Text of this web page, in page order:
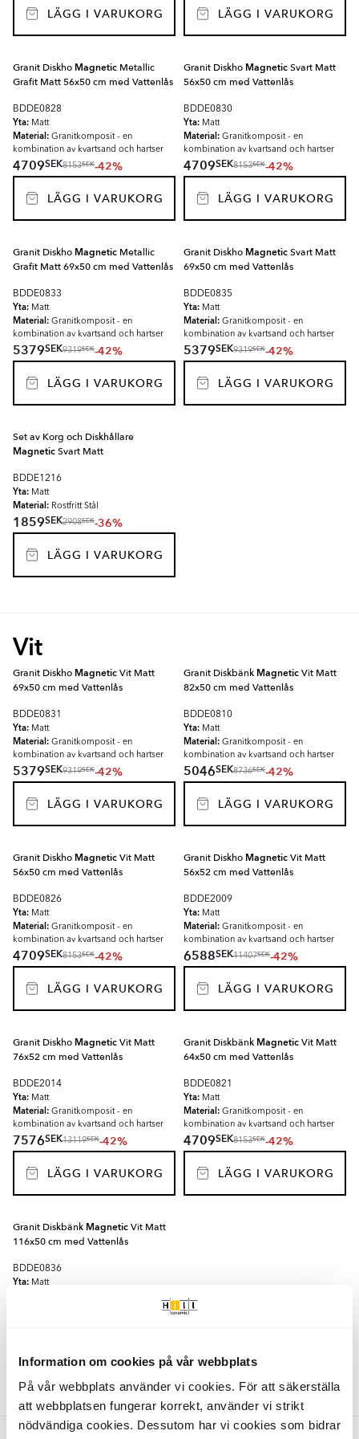
Information om cookies på vår webbplats
På vår webbplats använder vi cookies. För att säkerställa
att webbplatsen fungerar korrekt, använder vi strikt
nödvändiga cookies. Dessutom har vi cookies som bidrar
LÄGG I VARUKORG LÄGG I VARUKORG
Granit Diskho Magnetic Metallic
Grafit Matt 56x50 cm med Vattenlås
BDDE0828
Yta: Matt
Material: Granitkomposit - en
kombination av kvartsand och hartser
4709SEK8153SEK-42%
LÄGG I VARUKORG
Granit Diskho MagneticSvart Matt
56x50 cm med Vattenlås
BDDE0830
Yta: Matt
Material: Granitkomposit - en
kombination av kvartsand och hartser
4709SEK8153SEK-42%
LÄGG I VARUKORG
Granit Diskho Magnetic Metallic
Grafit Matt 69x50 cm med Vattenlås
BDDE0833
Yta: Matt
Material: Granitkomposit - en
kombination av kvartsand och hartser
5379SEK9319SEK-42%
LÄGG I VARUKORG
Granit Diskho MagneticSvart Matt
69x50 cm med Vattenlås
BDDE0835
Yta: Matt
Material: Granitkomposit - en
kombination av kvartsand och hartser
5379SEK9319SEK-42%
LÄGG I VARUKORG
Set av Korg och Diskhållare
MagneticSvart Matt
BDDE1216
Yta: Matt
Material: Rostfritt Stål
1859SEK2908SEK-36%
LÄGG I VARUKORG
Vit
Granit Diskho MagneticVit Matt
69x50 cm med Vattenlås
BDDE0831
Yta: Matt
Material: Granitkomposit - en
kombination av kvartsand och hartser
5379SEK9319SEK-42%
LÄGG I VARUKORG
Granit Diskbänk MagneticVit Matt
82x50 cm med Vattenlås
BDDE0810
Yta: Matt
Material: Granitkomposit - en
kombination av kvartsand och hartser
5046SEK8736SEK-42%
LÄGG I VARUKORG
Granit Diskho MagneticVit Matt
56x50 cm med Vattenlås
BDDE0826
Yta: Matt
Material: Granitkomposit - en
kombination av kvartsand och hartser
4709SEK8153SEK-42%
LÄGG I VARUKORG
Granit Diskho MagneticVit Matt
56x52 cm med Vattenlås
BDDE2009
Yta: Matt
Material: Granitkomposit - en
kombination av kvartsand och hartser
6588SEK11407SEK-42%
LÄGG I VARUKORG
Granit Diskho MagneticVit Matt
76x52 cm med Vattenlås
BDDE2014
Yta: Matt
Material: Granitkomposit - en
kombination av kvartsand och hartser
7576SEK13119SEK-42%
LÄGG I VARUKORG
Granit Diskbänk MagneticVit Matt
64x50 cm med Vattenlås
BDDE0821
Yta: Matt
Material: Granitkomposit - en
kombination av kvartsand och hartser
4709SEK8153SEK-42%
LÄGG I VARUKORG
Granit Diskbänk MagneticVit Matt
116x50 cm med Vattenlås
BDDE0836
Yta: Matt
kombination av kvartsand och hartser
LÄGG I VARUKORG